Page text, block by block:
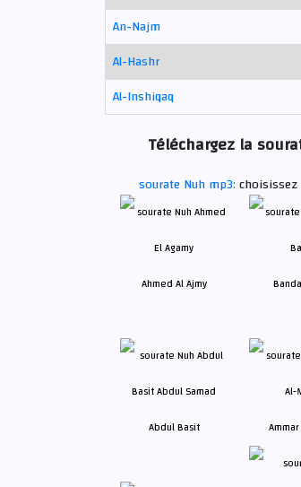
An-Najm
Al-Hashr
Al-Inshiqaq
Téléchargez la
sourate Nuh mp3:choisissez
Ahmed Al Ajmy
Abdul Basit